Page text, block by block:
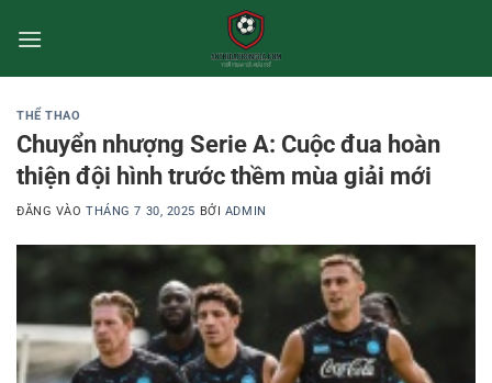
qua
THỂ THAO
Chuyển nhượng Serie A: Cuộc đua hoàn
thiện đội hình trước thềm mùa giải mới
ĐĂNG VÀOTHÁNG 7 30, 2025 BỞI ADMIN